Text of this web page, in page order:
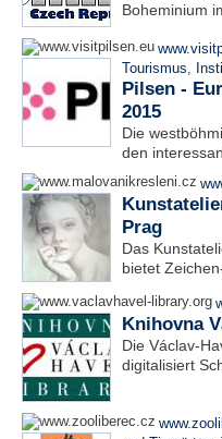
Boheminium
Tourismus,
Pilsen -
2015
Die
den
Prag
Das
bietet
Knihovna
Die Václav-
digitalisiert